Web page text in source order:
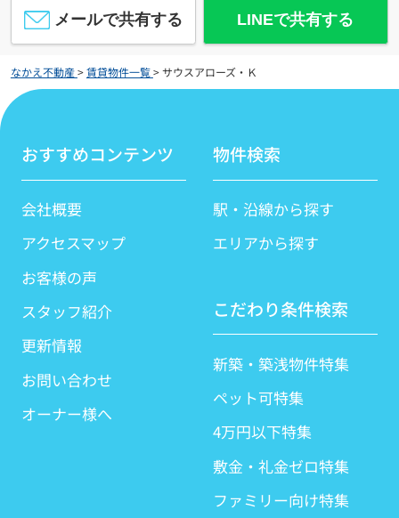
メールで共有する LINEで共有する
なかえ不動産>賃貸物件一覧>サウスアローズ・Ｋ
おすすめコンテンツ
会社概要
アクセスマップ
お客様の声
スタッフ紹介
更新情報
お問い合わせ
オーナー様へ
物件検索
駅・沿線から探す
エリアから探す
こだわり条件検索
新築・築浅物件特集
ペット可特集
4万円以下特集
敷金・礼金ゼロ特集
ファミリー向け特集